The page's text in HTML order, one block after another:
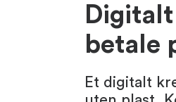
betale
Et digitalt